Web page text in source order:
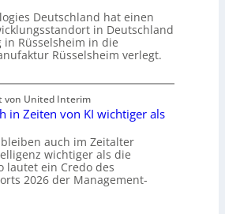
Deutschland hat einen
in Deutschland
in Rüsselsheim in die
Rüsselsheim verlegt.
von United Interim
in Zeiten von KI wichtiger als
auch im Zeitalter
wichtiger als die
lautet ein Credo des
2026 der Management-